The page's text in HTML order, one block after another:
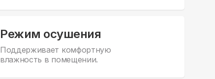
Режим осушения
Поддерживает комфортную
влажность в помещении.